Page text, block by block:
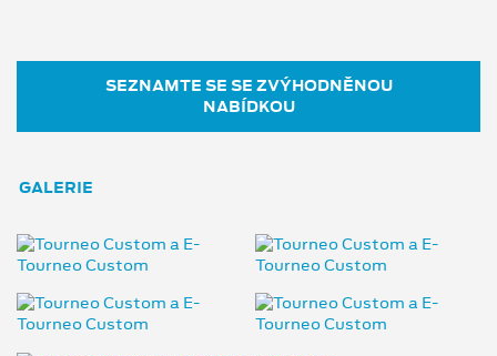
SEZNAMTE SE SE ZVÝHODNĚNOU
NABÍDKOU
GALERIE